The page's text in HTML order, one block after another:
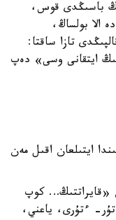
باسىڭدى قوس،
الا بولساڭ،
تازا ساقتا:
ايتقانى وسى» دەپ
ايتىلعان اقىل مەن
«قايراتتىڭ… كوپ
ءتۇرى، ياعني،